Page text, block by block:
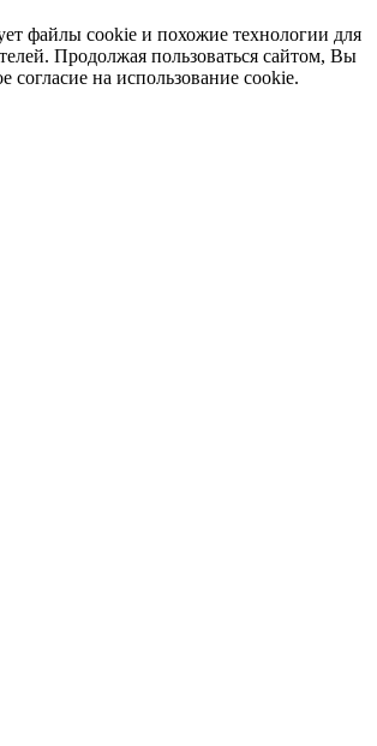
файлы cookie и похожие технологии для
Продолжая пользоваться сайтом, Вы
согласие на использование cookie.